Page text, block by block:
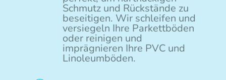
Schmutz und Rückstände zu
beseitigen. Wir schleifen und
versiegeln Ihre Parkettböden
oder reinigen und
imprägnieren Ihre PVC und
Linoleumböden.